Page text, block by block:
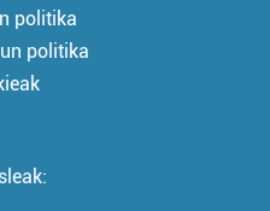
politika
politika